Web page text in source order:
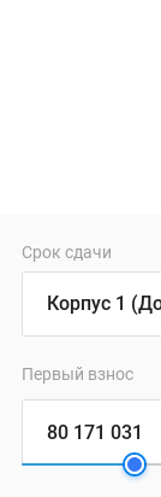
Срок сдачи
Первый взнос